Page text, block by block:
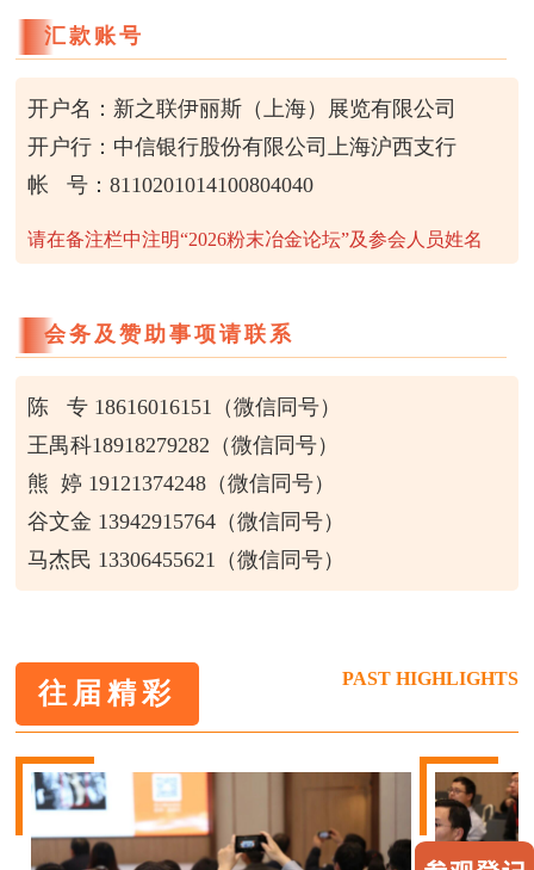
汇款账号
开户名：新之联伊丽斯（上海）展览有限公司
开户行：中信银行股份有限公司上海沪西支行
帐 号：8110201014100804040
请在备注栏中注明“2026粉末冶金论坛”及参会人员姓名
会务及赞助事项请联系
陈 专 18616016151（微信同号）
王禺科18918279282（微信同号）
熊 婷 19121374248（微信同号）
谷文金 13942915764（微信同号）
马杰民 13306455621（微信同号）
往届精彩 PAST HIGHLIGHTS